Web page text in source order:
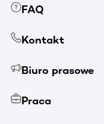
FAQ
Kontakt
Biuro prasowe
Praca